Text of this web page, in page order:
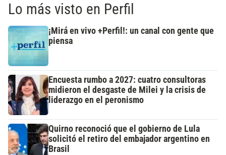
Lo más visto en Perfil
¡Mirá en vivo +Perfil!: un canal con gente que
piensa
Encuesta rumbo a 2027: cuatro consultoras
midieron el desgaste de Milei y la crisis de
liderazgo en el peronismo
Quirno reconoció que el gobierno de Lula
solicitó el retiro del embajador argentino en
Brasil